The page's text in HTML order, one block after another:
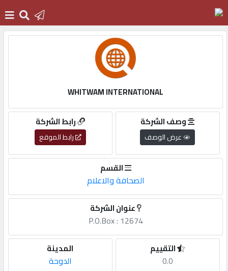
التسجيل
English
أضف
WHITWAM INTERNATIONAL
رابط الشركة
رابط الموقع
وصف الشركة
عرض الوصف
القسم
الصحافة والاعلام
عنوان الشركة
P.O.Box : 12674
المدينة
الدوحة
التقييم
0.0